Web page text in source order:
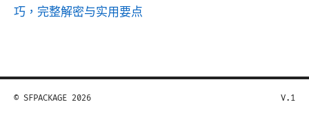
巧，完整解密与实用要点
© SFPACKAGE 2026 V.1